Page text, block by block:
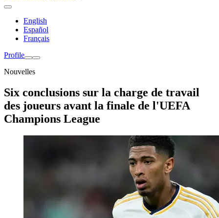
English
Español
Français
Profile
Nouvelles
Six conclusions sur la charge de travail
des joueurs avant la finale de l'UEFA
Champions League